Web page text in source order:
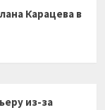
Карацева в
из-за